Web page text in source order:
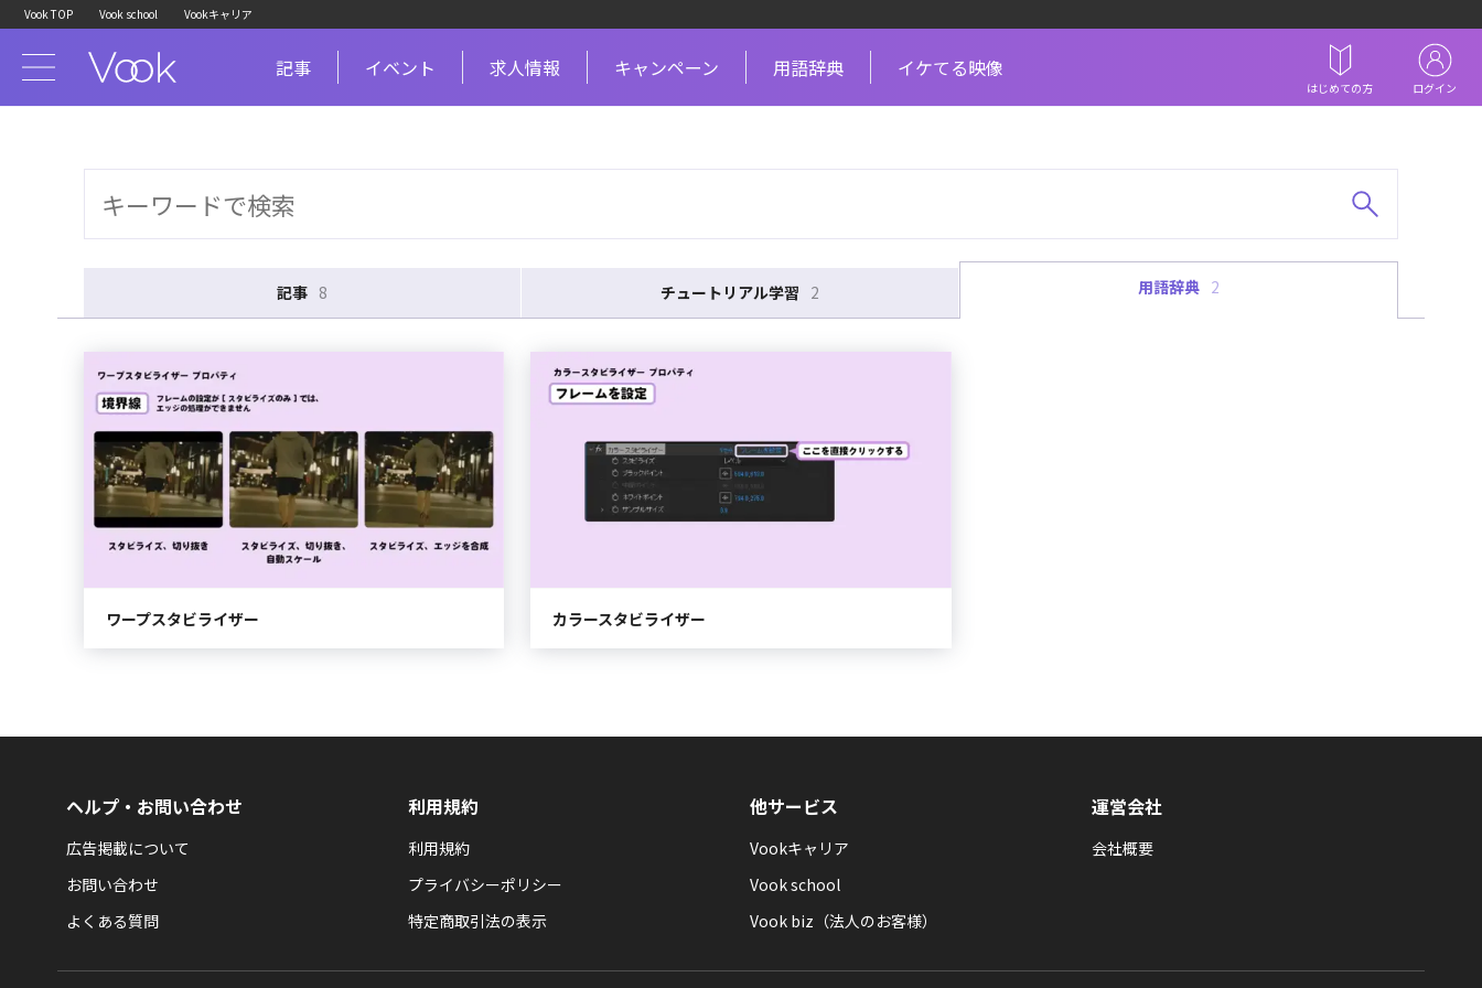
Vook TOP Vook school Vookキャリア
記事 イベント 求人情報 キャンペーン 用語辞典 イケてる映像
はじめての方 ログイン
記事 8 チュートリアル学習 2 用語辞典 2
ワープスタビライザー カラースタビライザー
ヘルプ・お問い合わせ
広告掲載について
お問い合わせ
よくある質問
利用規約
利用規約
プライバシーポリシー
特定商取引法の表示
他サービス
Vookキャリア
Vook school
Vook biz（法人のお客様）
運営会社
会社概要